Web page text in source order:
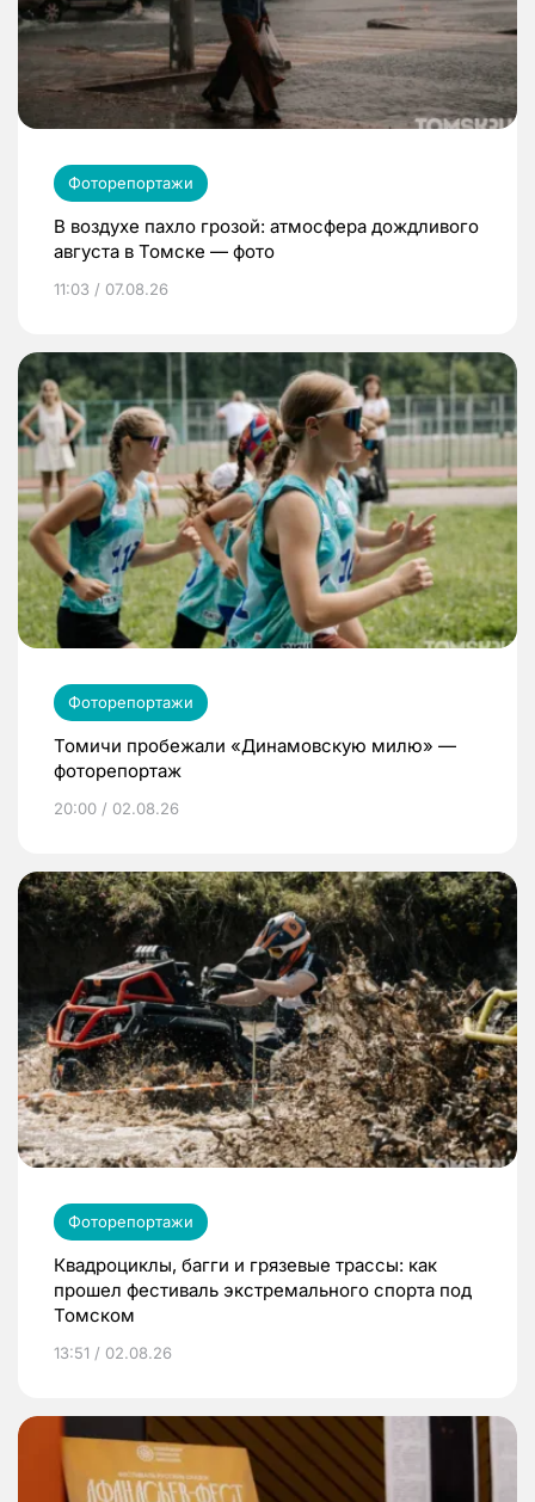
Фоторепортажи
В воздухе пахло грозой: атмосфера дождливого
августа в Томске — фото
11:03 / 07.08.26
Фоторепортажи
Томичи пробежали «Динамовскую милю» —
фоторепортаж
20:00 / 02.08.26
Фоторепортажи
Квадроциклы, багги и грязевые трассы: как
прошел фестиваль экстремального спорта под
Томском
13:51 / 02.08.26